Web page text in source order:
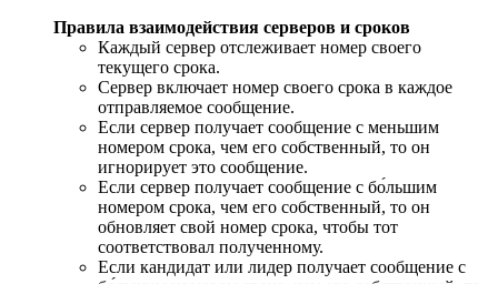
Правила взаимодействия серверов и сроков
Каждый сервер отслеживает номер своего
текущего срока.
Сервер включает номер своего срока в каждое
отправляемое сообщение.
Если сервер получает сообщение с меньшим
номером срока, чем его собственный, то он
игнорирует это сообщение.
Если сервер получает сообщение с бо́льшим
номером срока, чем его собственный, то он
обновляет свой номер срока, чтобы тот
соответствовал полученному.
Если кандидат или лидер получает сообщение с